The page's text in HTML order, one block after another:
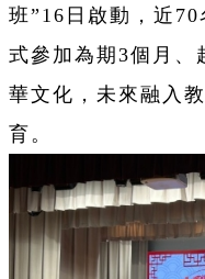
班”16日啟動，近
式參加為期3個月、
華文化，未來融入
育。